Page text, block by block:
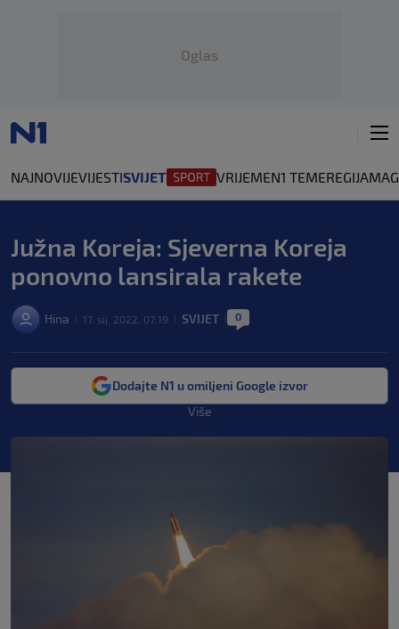
Oglas
NAJNOVIJEVIJESTISVIJET VRIJEMEN1 TEMEREGIJA
Južna Koreja: Sjeverna Koreja
ponovno lansirala rakete
Hina 17. sij. 2022. 07:19 SVIJET 0
Dodajte N1 u omiljeni Google izvor
Više